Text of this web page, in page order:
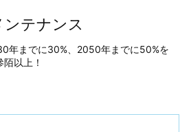
テナンス
年までに30%、2050年までに50%を
以上！